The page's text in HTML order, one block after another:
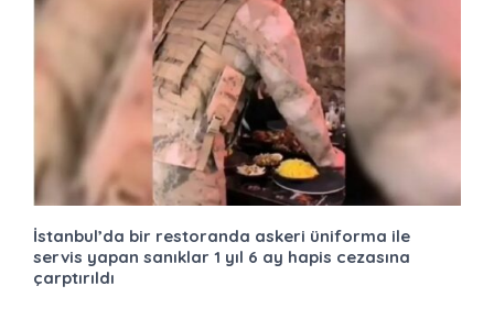
İstanbul’da bir restoranda askeri üniforma ile
servis yapan sanıklar 1 yıl 6 ay hapis cezasına
çarptırıldı